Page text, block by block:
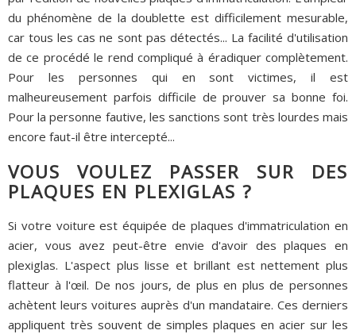
du phénomène de la doublette est difficilement mesurable,
car tous les cas ne sont pas détectés... La facilité d'utilisation
de ce procédé le rend compliqué à éradiquer complètement.
Pour les personnes qui en sont victimes, il est
malheureusement parfois difficile de prouver sa bonne foi.
Pour la personne fautive, les sanctions sont très lourdes mais
encore faut-il être intercepté...
VOUS VOULEZ PASSER SUR DES
PLAQUES EN PLEXIGLAS ?
Si votre voiture est équipée de plaques d'immatriculation en
acier, vous avez peut-être envie d'avoir des plaques en
plexiglas. L'aspect plus lisse et brillant est nettement plus
flatteur à l'œil. De nos jours, de plus en plus de personnes
achètent leurs voitures auprès d'un mandataire. Ces derniers
appliquent très souvent de simples plaques en acier sur les